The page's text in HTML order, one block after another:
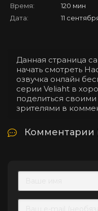
Время:
120 мин
Дата:
11
Данная страница
начать смотреть
озвучка онлайн
серии Veliaht в
поделиться
зрителями в
Комментарии